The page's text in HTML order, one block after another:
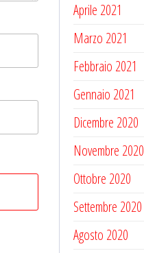
Aprile 2021
Marzo 2021
Febbraio 2021
Gennaio 2021
Dicembre 2020
Novembre 2020
Ottobre 2020
Settembre 2020
Agosto 2020